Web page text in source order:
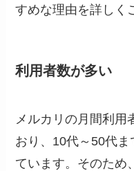
すめな理由を詳しく
利用者数が多い
メルカリの月間利用
おり、10代～50代
ています。そのため